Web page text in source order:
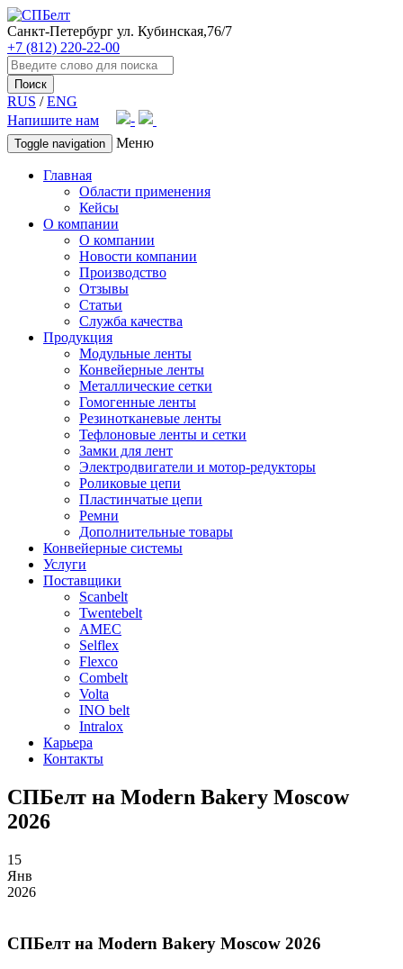
Санкт-Петербург ул. Кубинская,76/7
+7 (812) 220-22-00
Поиск
RUS /ENG
Напишите нам
Toggle navigation Меню
Главная
Области применения
Кейсы
О компании
О компании
Новости компании
Производство
Отзывы
Статьи
Служба качества
Продукция
Модульные ленты
Конвейерные ленты
Металлические сетки
Гомогенные ленты
Резинотканевые ленты
Тефлоновые ленты и сетки
Замки для лент
Электродвигатели и мотор-редукторы
Роликовые цепи
Пластинчатые цепи
Ремни
Дополнительные товары
Конвейерные системы
Услуги
Поставщики
Scanbelt
Twentebelt
АMEC
Selflex
Flexco
Combelt
Volta
INO belt
Intralox
Карьера
Контакты
СПБелт на Modern Bakery Moscow
2026
15
Янв
2026
СПБелт на Modern Bakery Moscow 2026